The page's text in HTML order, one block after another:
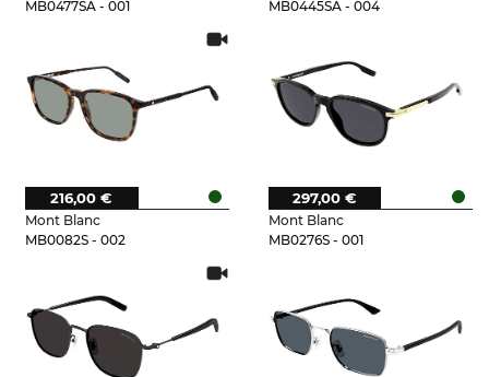
MB0477SA - 001
MB0445SA - 004
Mont Blanc
MB0082S - 002
216,00 €
Mont Blanc
MB0276S - 001
297,00 €